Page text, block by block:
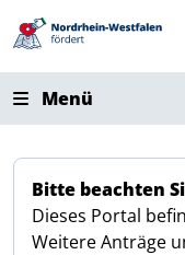
Direkt zum Inhalt
Menü
Bitte beachten
Dieses Portal
Weitere Anträge